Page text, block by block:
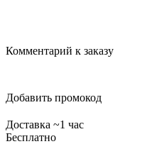
Комментарий к заказу
Добавить промокод
Доставка ~1 час
Бесплатно